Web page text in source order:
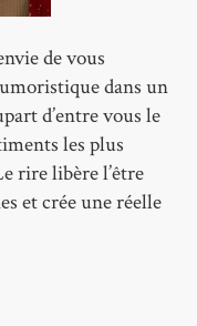
de vous
dans un
d’entre vous le
les plus
rire libère l’être
et crée une réelle